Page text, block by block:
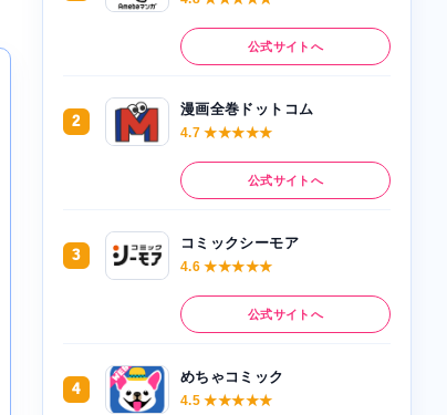
公式サイトへ
2
漫画全巻ドットコム
4.7 ★★★★★
公式サイトへ
3
コミックシーモア
4.6 ★★★★★
公式サイトへ
4
めちゃコミック
4.5 ★★★★★